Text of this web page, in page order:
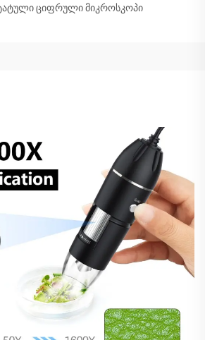
ციფრული მიკროსკოპი